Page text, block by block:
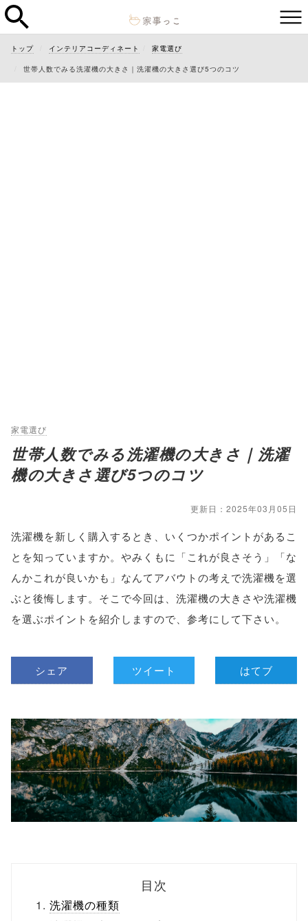
トップ インテリアコーディネート 家電選び
世帯人数でみる洗濯機の大きさ｜洗濯機の大きさ選び5つのコツ
家電選び
世帯人数でみる洗濯機の大きさ｜洗濯
機の大きさ選び5つのコツ
更新日：2025年03月05日
洗濯機を新しく購入するとき、いくつかポイントがあるこ
とを知っていますか。やみくもに「これが良さそう」「な
んかこれが良いかも」なんてアバウトの考えで洗濯機を選
ぶと後悔します。そこで今回は、洗濯機の大きさや洗濯機
を選ぶポイントを紹介しますので、参考にして下さい。
シェア ツイート はてブ
目次
洗濯機の種類